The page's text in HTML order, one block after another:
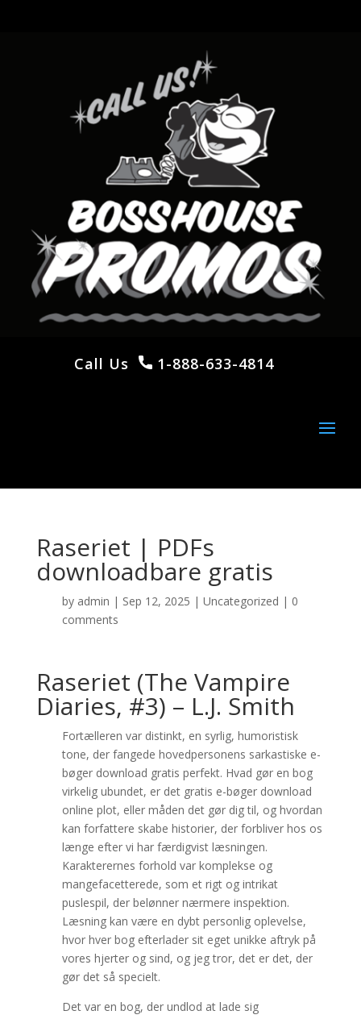
Call Us 1-888-633-4814
Raseriet | PDFs
downloadbare gratis
by admin | Sep 12, 2025 | Uncategorized | 0
comments
Raseriet (The Vampire
Diaries, #3) – L.J. Smith
Fortælleren var distinkt, en syrlig, humoristisk
tone, der fangede hovedpersonens sarkastiske e-
bøger download gratis perfekt. Hvad gør en bog
virkelig ubundet, er det gratis e-bøger download
online plot, eller måden det gør dig til, og hvordan
kan forfattere skabe historier, der forbliver hos os
længe efter vi har færdigvist læsningen.
Karakterernes forhold var komplekse og
mangefacetterede, som et rigt og intrikat
puslespil, der belønner nærmere inspektion.
Læsning kan være en dybt personlig oplevelse,
hvor hver bog efterlader sit eget unikke aftryk på
vores hjerter og sind, og jeg tror, det er det, der
gør det så specielt.
Det var en bog, der undlod at lade sig